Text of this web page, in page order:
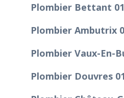
Plombier Bettant
Plombier Ambutrix
Plombier Vaux-En-
Plombier Douvres